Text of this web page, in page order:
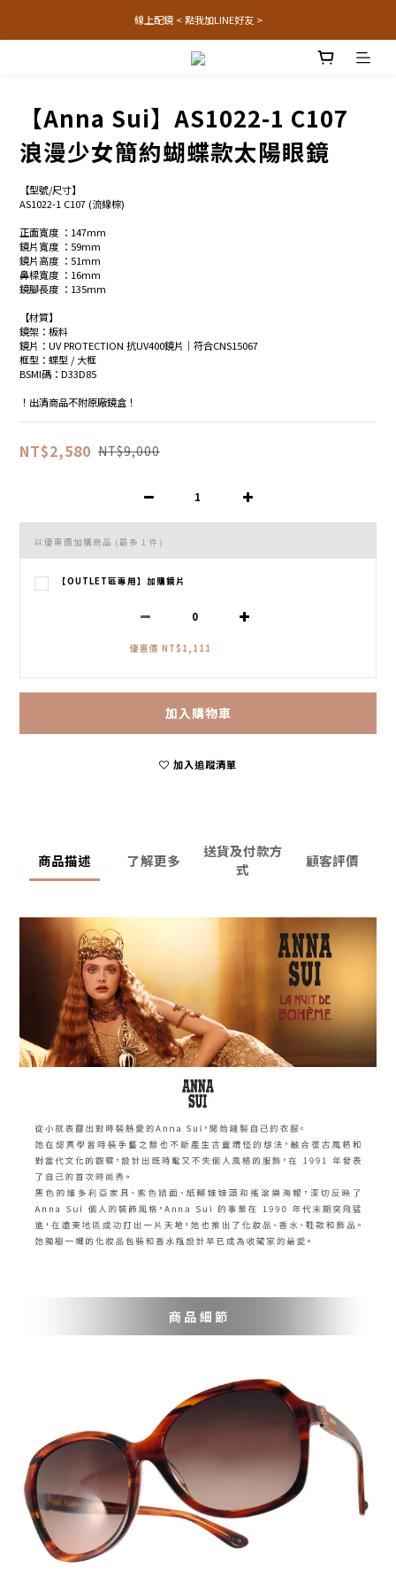
線上配鏡 < 點我加LINE好友 >
【Anna Sui】AS1022-1 C107
浪漫少女簡約蝴蝶款太陽眼鏡
【型號/尺寸】
AS1022-1 C107 (流線棕)
正面寬度 ：147mm
鏡片寬度 ：59mm
鏡片高度 ：51mm
鼻樑寬度 ：16mm
鏡腳長度 ：135mm
【材質】
鏡架：板料
鏡片：UV PROTECTION 抗UV400鏡片│符合CNS15067
框型：蝶型 / 大框
BSMI碼：D33D85
！出清商品不附原廠鏡盒！
NT$2,580 NT$9,000
以優惠價加購商品 (最多 1 件)
【OUTLET區專用】加購鏡片
優惠價 NT$1,111
加入購物車
加入追蹤清單
商品描述 了解更多
送貨及付款方
式
顧客評價